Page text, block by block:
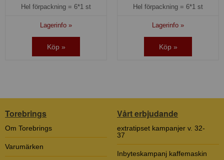
Hel förpackning = 6*1 st
Lagerinfo »
Köp »
Hel förpackning = 6*1 st
Lagerinfo »
Köp »
Torebrings
Om Torebrings
Varumärken
Vårt erbjudande
extratipset kampanjer v. 32-
37
Inbyteskampanj kaffemaskin